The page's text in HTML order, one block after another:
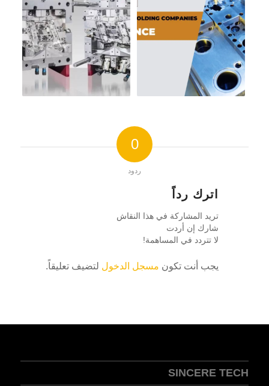
0
ردود
اترك رداً
تريد المشاركة في هذا النقاش
شارك إن أردت
لا تتردد في المساهمة!
يجب أنت تكون مسجل الدخول لتضيف تعليقاً.
SINCERE TECH